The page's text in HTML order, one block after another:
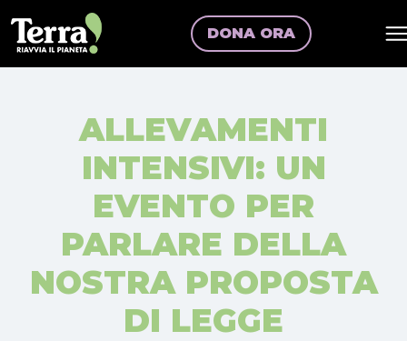
DONA ORA
ALLEVAMENTI
INTENSIVI: UN
EVENTO PER
PARLARE DELLA
NOSTRA PROPOSTA
DI LEGGE